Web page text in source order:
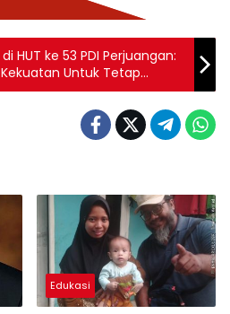
HUT ke 53 PDI Perjuangan:
Untuk Tetap
Cilik
Edukasi